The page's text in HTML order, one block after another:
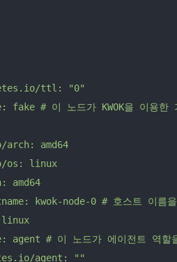
ttl: "0"
fake # 이 노드가 KWOK을 이용한
arch: amd64
os: linux
amd64
kwok-node-0 # 호스트 이름
# 이 노드가 에이전트 역할
agent: ""